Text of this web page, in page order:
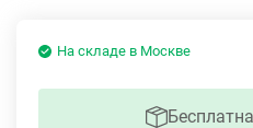
На складе в Москве